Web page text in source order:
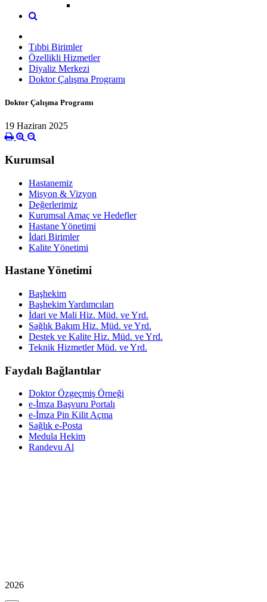
Tıbbi Birimler
Özellikli Hizmetler
Diyaliz Merkezi
Doktor Çalışma Programı
Doktor Çalışma Programı
19 Haziran 2025
Kurumsal
Hastanemiz
Misyon & Vizyon
Değerlerimiz
Kurumsal Amaç ve Hedefler
Hastane Yönetimi
İdari Birimler
Kalite Yönetimi
Hastane Yönetimi
Başhekim
Başhekim Yardımcıları
İdari ve Mali Hiz. Müd. ve Yrd.
Sağlık Bakım Hiz. Müd. ve Yrd.
Destek ve Kalite Hiz. Müd. ve Yrd.
Teknik Hizmetler Müd. ve Yrd.
Faydalı Bağlantılar
Doktor Özgeçmiş Örneği
e-İmza Başvuru Portalı
e-İmza Pin Kilit Açma
Sağlık e-Posta
Medula Hekim
Randevu Al
2026